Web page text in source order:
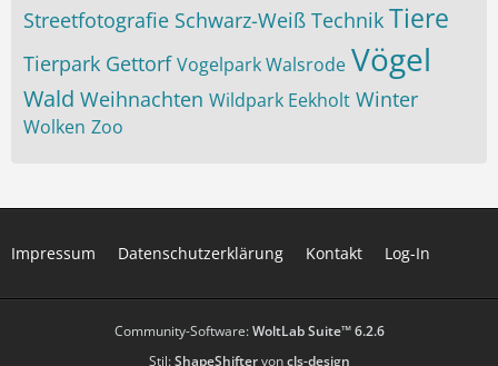
Streetfotografie Schwarz-Weiß Technik Tiere
Tierpark Gettorf Vogelpark Walsrode Vögel
Wald Weihnachten Wildpark Eekholt Winter
Wolken Zoo
Impressum Datenschutzerklärung Kontakt Log-In
Community-Software:WoltLab Suite™ 6.2.6
Stil:ShapeShiftervoncls-design